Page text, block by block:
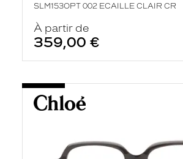
SLM153OPT 002 ECAILLE CLAIR CR
À partir de
359,00 €